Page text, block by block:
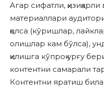
Aгар сифатли,
материаллари
қолса (кўришлар,
олишлар кам бўлса),
қилишга кўпроқ урғу
контентни самарали
Контентни яратиш